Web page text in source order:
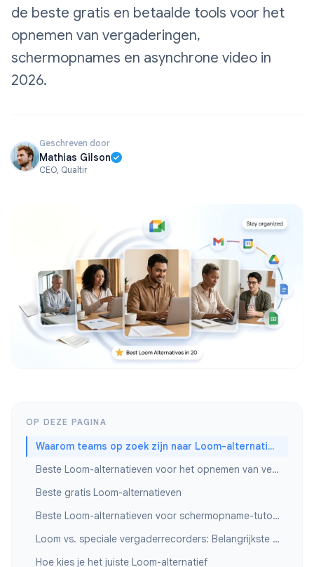
de beste gratis en betaalde tools voor het
opnemen van vergaderingen,
schermopnames en asynchrone video in
2026.
Geschreven door
Mathias Gilson
CEO, Qualtir
OP DEZE PAGINA
Waarom teams op zoek zijn naar Loom-alternatieven
Beste Loom-alternatieven voor het opnemen van vergaderingen
Beste gratis Loom-alternatieven
Beste Loom-alternatieven voor schermopname-tutorials
Loom vs. speciale vergaderrecorders: Belangrijkste verschillen
Hoe kies je het juiste Loom-alternatief